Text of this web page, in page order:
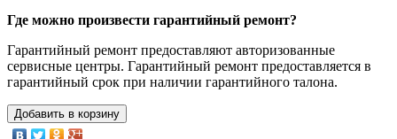
Где можно произвести гарантийный ремонт?
Гарантийный ремонт предоставляют авторизованные
сервисные центры. Гарантийный ремонт предоставляется в
гарантийный срок при наличии гарантийного талона.
Добавить в корзину